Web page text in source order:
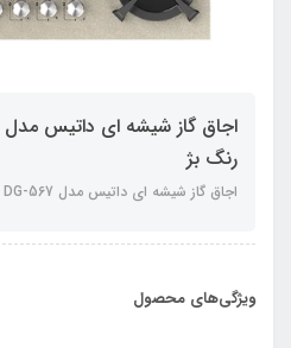
رنگ بژ
اجاق گاز شیشه ای داتیس مدل DG-567 رنگ بژ
ویژگی‌های محصول